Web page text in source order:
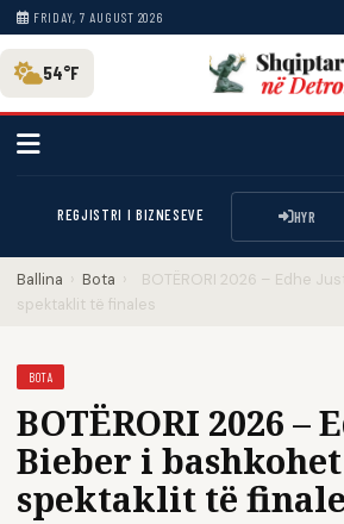
FRIDAY, 7 AUGUST 2026
54°F
REGJISTRI I BIZNESEVE HYR
Ballina › Bota ›
BOTËRORI 2026 – Edhe
spektaklit të finales
BOTA
BOTËRORI 2026 –
Bieber i bashkohet
spektaklit të